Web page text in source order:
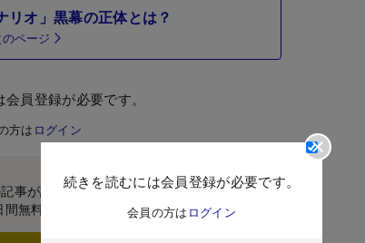
リオ」黒幕の正体とは？
ページ
員登録が必要です。
方は ログイン
事が読み放題！
無料体験
続きを読むには会員登録が必要です。
会員の方は ログイン